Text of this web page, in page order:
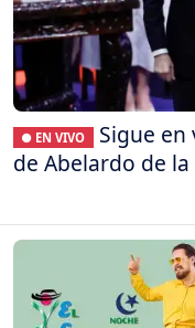
● EN VIVO
Sigue
de Abelardo de la